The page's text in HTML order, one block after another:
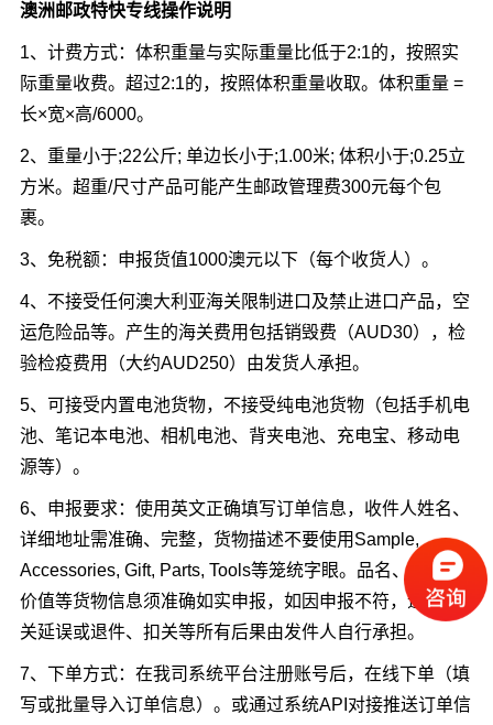
澳洲邮政特快专线操作说明
1、计费方式：体积重量与实际重量比低于2:1的，按照实
际重量收费。超过2:1的，按照体积重量收取。体积重量 =
长×宽×高/6000。
2、重量小于;22公斤; 单边长小于;1.00米; 体积小于;0.25立
方米。超重/尺寸产品可能产生邮政管理费300元每个包
裹。
3、免税额：申报货值1000澳元以下（每个收货人）。
4、不接受任何澳大利亚海关限制进口及禁止进口产品，空
运危险品等。产生的海关费用包括销毁费（AUD30），检
验检疫费用（大约AUD250）由发货人承担。
5、可接受内置电池货物，不接受纯电池货物（包括手机电
池、笔记本电池、相机电池、背夹电池、充电宝、移动电
源等）。
6、申报要求：使用英文正确填写订单信息，收件人姓名、
详细地址需准确、完整，货物描述不要使用Sample,
Accessories, Gift, Parts, Tools等笼统字眼。品名、数量、
价值等货物信息须准确如实申报，如因申报不符，造成清
关延误或退件、扣关等所有后果由发件人自行承担。
7、下单方式：在我司系统平台注册账号后，在线下单（填
写或批量导入订单信息）。或通过系统API对接推送订单信